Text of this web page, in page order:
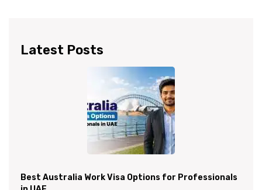
Latest Posts
Best Australia Work Visa Options for Professionals